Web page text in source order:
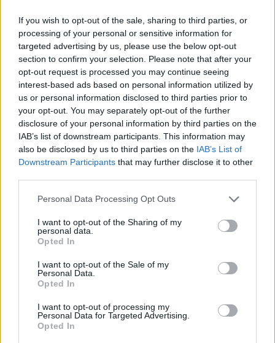
If you wish to opt-out of the sale, sharing to third parties, or
processing of your personal or sensitive information for
targeted advertising by us, please use the below opt-out
section to confirm your selection. Please note that after your
opt-out request is processed you may continue seeing
interest-based ads based on personal information utilized by
us or personal information disclosed to third parties prior to
your opt-out. You may separately opt-out of the further
disclosure of your personal information by third parties on the
IAB’s list of downstream participants. This information may
also be disclosed by us to third parties on the IAB’s List of
Downstream Participants that may further disclose it to other
Personal Data Processing Opt Outs
I want to opt-out of the Sharing of my
personal data.
Opted In
I want to opt-out of the Sale of my
Personal Data.
Opted In
I want to opt-out of processing my
Personal Data for Targeted Advertising.
Opted In
Últimas